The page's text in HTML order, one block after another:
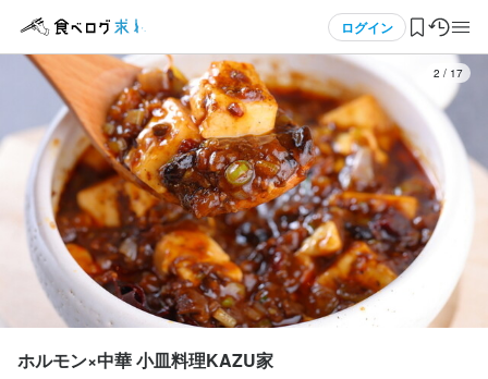
ログイン
ログイン・無料会員登録
食べログ求人TOP
求人検索
マイページ管理
3 / 17
ホルモン×中華 小皿料理KAZU家
アルバイト・パート ホルモン×中華 小皿料理KAZU家
調理師・調理スタッフ
調理師・調理スタッフ
時給1,200円〜
昇給あり 給与手渡しOK
勤務時間
10時～22時(シフト制、週2回、1日3時間OK)
応募画面へ進む